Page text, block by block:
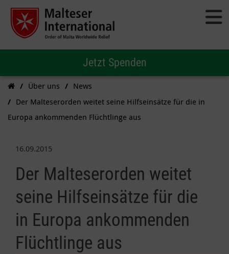
Jetzt Spenden
Über uns
News
Der Malteserorden weitet seine Hilfseinsätze für die in
Europa ankommenden Flüchtlinge aus
16.09.2015
Der Malteserorden weitet
seine Hilfseinsätze für die
in Europa ankommenden
Flüchtlinge aus